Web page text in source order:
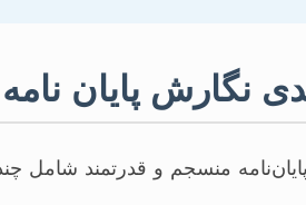
نگارش پایان
منسجم و قدرتمند